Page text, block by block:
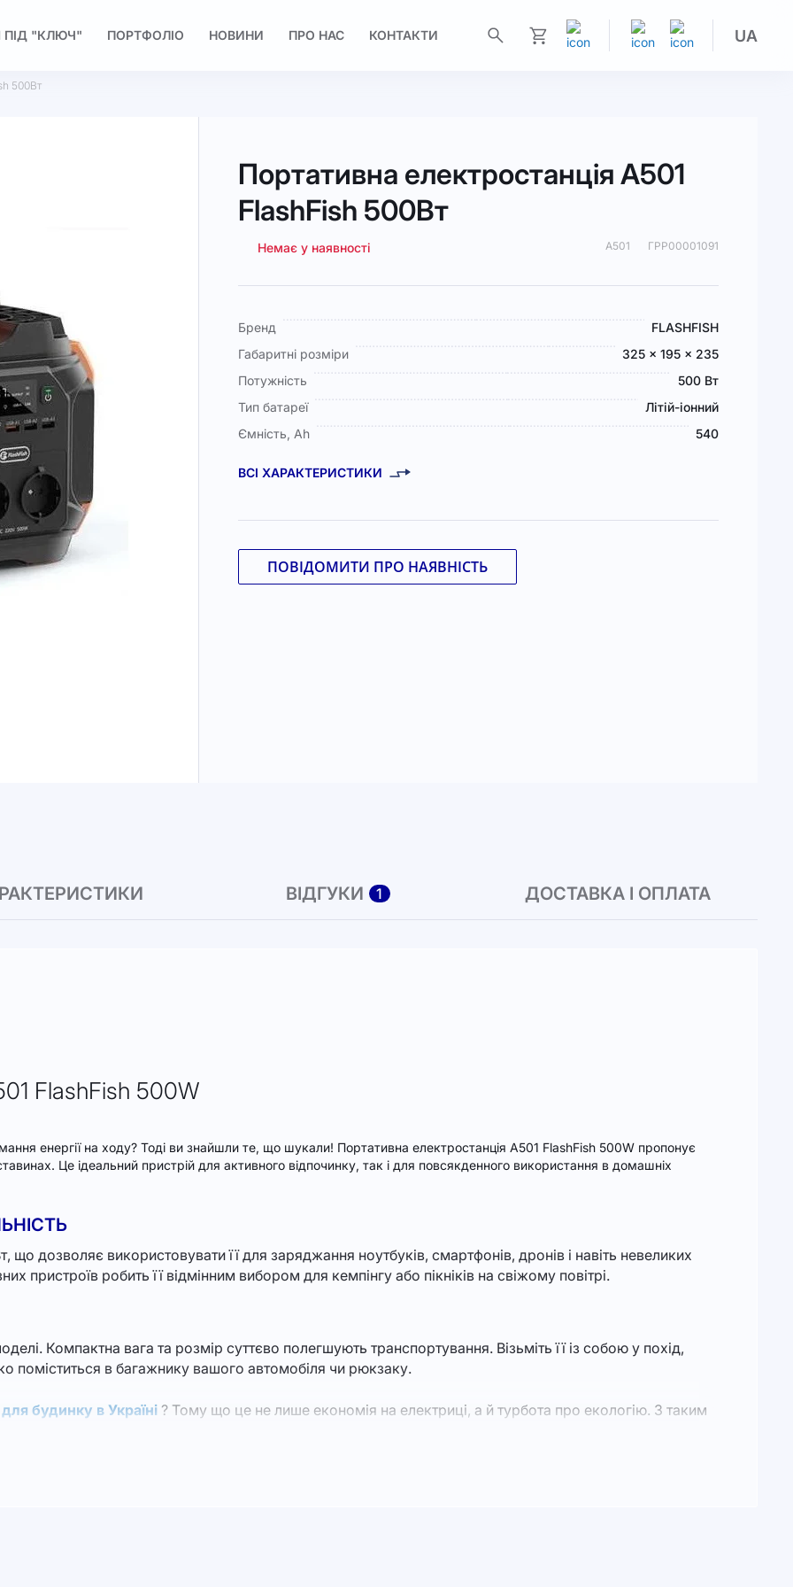
ПІД "КЛЮЧ" ПОРТФОЛІО НОВИНИ ПРО НАС
КОНТАКТИ
UA
500Вт
Портативна електростанція A501
FlashFish 500Вт
Немає у наявності A501 ГРР00001091
Докладніше
Бренд
FLASHFISH
Габаритні розміри
325 x 195 x 235
Потужність
500 Вт
Тип батареї
Літій-іонний
Ємність, Ah
540
ВСІ ХАРАКТЕРИСТИКИ
ПОВІДОМИТИ ПРО НАЯВНІСТЬ
ВІДГУКИ 1 ДОСТАВКА І ОПЛАТА
FlashFish 500W
енергії на ходу? Тоді ви знайшли те, що шукали! Портативна електростанція A501 FlashFish 500W пропонує
Це ідеальний пристрій для активного відпочинку, так і для повсякденного використання в домашніх
що дозволяє використовувати її для заряджання ноутбуків, смартфонів, дронів і навіть невеликих
пристроїв робить її відмінним вибором для кемпінгу або пікніків на свіжому повітрі.
Компактна вага та розмір суттєво полегшують транспортування. Візьміть її із собою у похід,
поміститься в багажнику вашого автомобіля чи рюкзаку.
будинку в Україні ? Тому що це не лише економія на електриці, а й турбота про екологію. З таким